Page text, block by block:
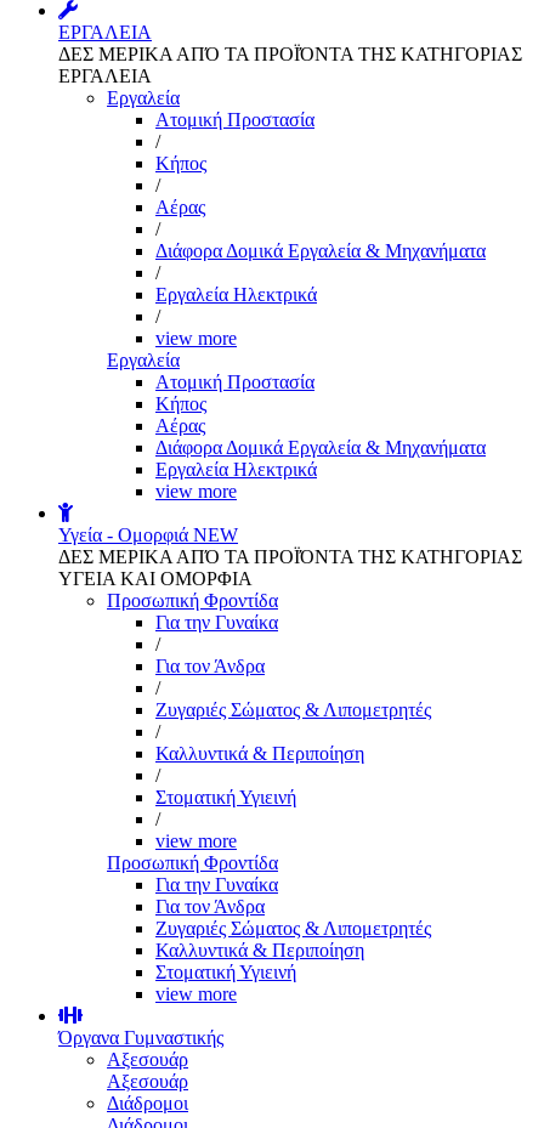
ΕΡΓΑΛΕΙΑ
ΔΕΣ ΜΕΡΙΚΑ ΑΠΌ ΤΑ ΠΡΟΪΌΝΤΑ ΤΗΣ ΚΑΤΗΓΟΡΙΑΣ
ΕΡΓΑΛΕΙΑ
Εργαλεία
Aτομική Προστασία
/
Kήπος
/
Αέρας
/
Διάφορα Δομικά Εργαλεία & Μηχανήματα
/
Εργαλεία Ηλεκτρικά
/
view more
Εργαλεία
Aτομική Προστασία
Kήπος
Αέρας
Διάφορα Δομικά Εργαλεία & Μηχανήματα
Εργαλεία Ηλεκτρικά
view more
Υγεία - Ομορφιά NEW
ΔΕΣ ΜΕΡΙΚΑ ΑΠΌ ΤΑ ΠΡΟΪΌΝΤΑ ΤΗΣ ΚΑΤΗΓΟΡΙΑΣ
ΥΓΕΙΑ ΚΑΙ ΟΜΟΡΦΙΑ
Προσωπική Φροντίδα
Για την Γυναίκα
/
Για τον Άνδρα
/
Ζυγαριές Σώματος & Λιπομετρητές
/
Καλλυντικά & Περιποίηση
/
Στοματική Υγιεινή
/
view more
Προσωπική Φροντίδα
Για την Γυναίκα
Για τον Άνδρα
Ζυγαριές Σώματος & Λιπομετρητές
Καλλυντικά & Περιποίηση
Στοματική Υγιεινή
view more
Όργανα Γυμναστικής
Αξεσουάρ
Αξεσουάρ
Διάδρομοι